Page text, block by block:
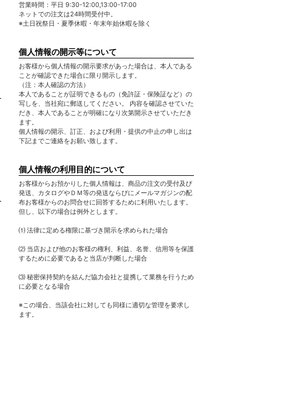
営業時間：平日 9:30-12:00,13:00-17:00
ネットでの注文は24時間受付中。
※土日祝祭日・夏季休暇・年末年始休暇を除く
個人情報の開示等について
お客様から個人情報の開示要求があった場合は、本人である
ことが確認できた場合に限り開示します。
（注：本人確認の方法）
本人であることが証明できるもの（免許証・保険証など）の
写しを、当社宛に郵送してください。 内容を確認させていた
だき、本人であることが明確になり次第開示させていただき
ます。
個人情報の開示、訂正、および利用・提供の中止の申し出は
下記までご連絡をお願い致します。
個人情報の利用目的について
お客様からお預かりした個人情報は、商品の注文の受付及び
発送、カタログやＤＭ等の発送ならびにメールマガジンの配
布お客様からのお問合せに回答するために利用いたします。
但し、以下の場合は例外とします。
⑴ 法律に定める権限に基づき開示を求められた場合
⑵ 当店および他のお客様の権利、利益、名誉、信用等を保護
するために必要であると当店が判断した場合
⑶ 秘密保持契約を結んだ協力会社と提携して業務を行うため
に必要となる場合
※この場合、当該会社に対しても同様に適切な管理を要求し
ます。